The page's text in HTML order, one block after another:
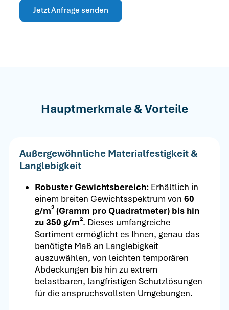
Jetzt Anfrage senden
Hauptmerkmale & Vorteile
Außergewöhnliche Materialfestigkeit &
Langlebigkeit
Robuster Gewichtsbereich: Erhältlich in
einem breiten Gewichtsspektrum von 60
g/m² (Gramm pro Quadratmeter) bis hin
zu 350 g/m². Dieses umfangreiche
Sortiment ermöglicht es Ihnen, genau das
benötigte Maß an Langlebigkeit
auszuwählen, von leichten temporären
Abdeckungen bis hin zu extrem
belastbaren, langfristigen Schutzlösungen
für die anspruchsvollsten Umgebungen.